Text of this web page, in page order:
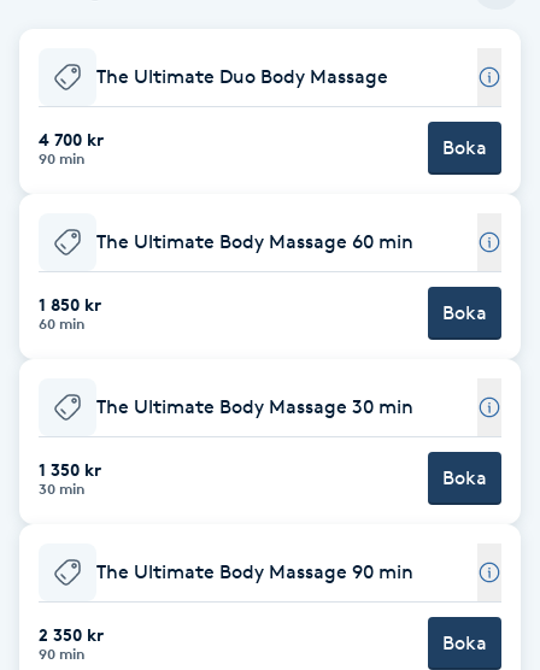
Balayage
Barber
Barnklippning
Bottenfärg
Brynformning
Brynfärgning
The Ultimate Duo Body Massage
4 700 kr
90 min Boka
The Ultimate Body Massage 60 min
1 850 kr
60 min Boka
The Ultimate Body Massage 30 min
1 350 kr
30 min Boka
The Ultimate Body Massage 90 min
2 350 kr
90 min Boka